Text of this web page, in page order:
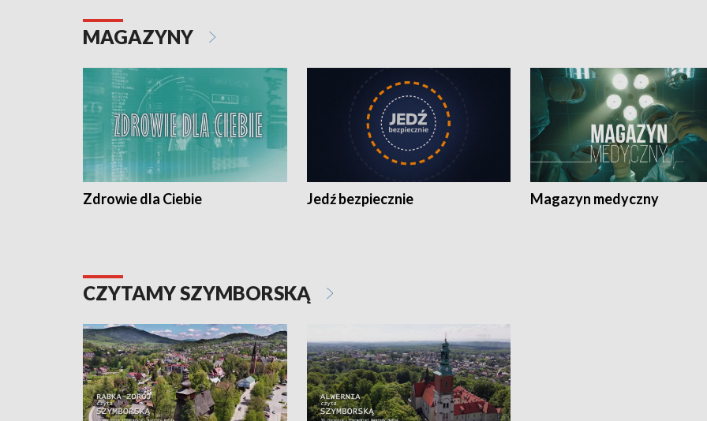
MAGAZYNY
Zdrowie dla Ciebie Jedź bezpiecznie Magazyn medyczny
CZYTAMY SZYMBORSKĄ